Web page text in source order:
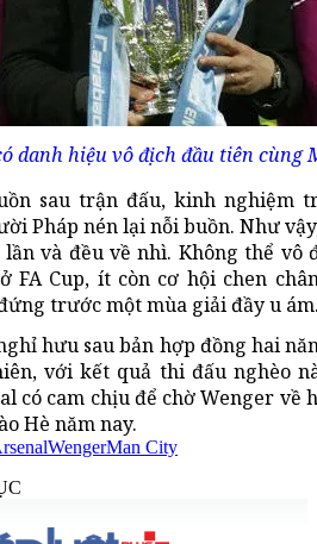
danh hiệu vô địch đầu tiên cùng
sau trận đấu, kinh nghiệm
Pháp nén lại nỗi buồn. Như
và đều về nhì. Không thể vô
FA Cup, ít còn cơ hội chen
trước một mùa giải đầy u
hưu sau bản hợp đồng hai
với kết quả thi đấu nghèo
có cam chịu để chờ Wenger về
Hè năm nay.
WengerMan City